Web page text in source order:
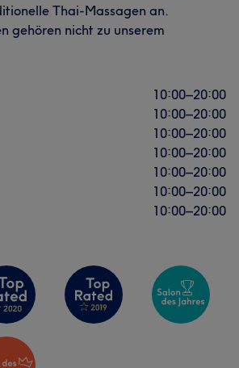
Thai-Massagen an.
gehören nicht zu unserem
10:00–20:00
10:00–20:00
10:00–20:00
10:00–20:00
10:00–20:00
10:00–20:00
10:00–20:00